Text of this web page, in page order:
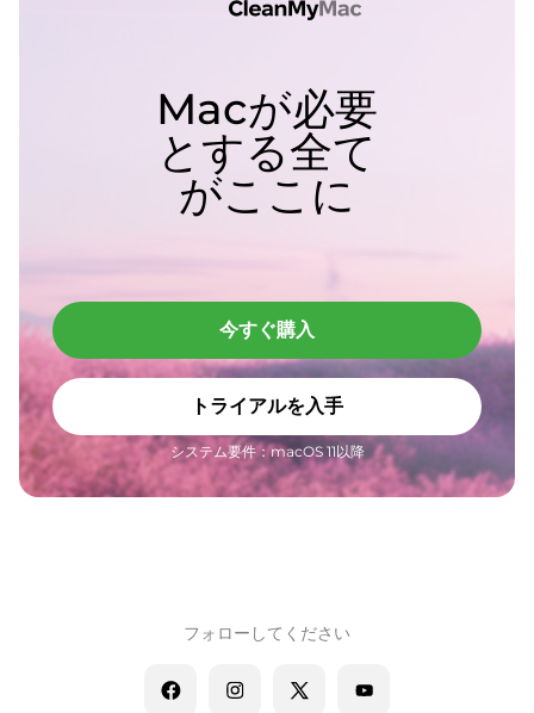
Macが必要
とする全て
がここに
今すぐ購入
トライアルを入手
システム要件：macOS 11以降
フォローしてください